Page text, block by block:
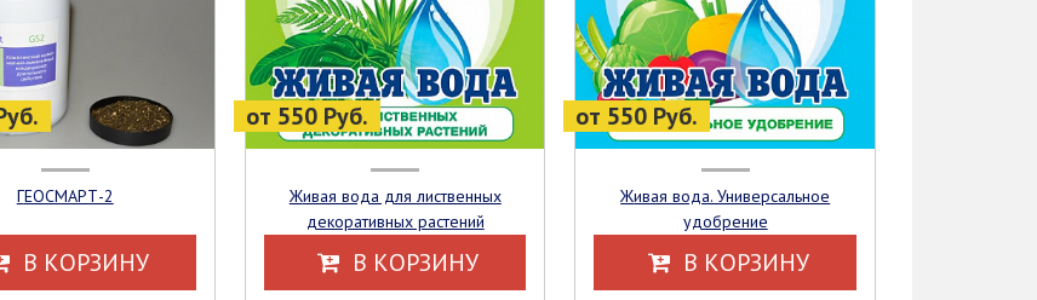
ГЕОСМАРТ-2
В КОРЗИНУ
от 550 Руб.
Живая вода для лиственных
декоративных растений
В КОРЗИНУ
от 550 Руб.
Живая вода. Универсальное
удобрение
В КОРЗИНУ